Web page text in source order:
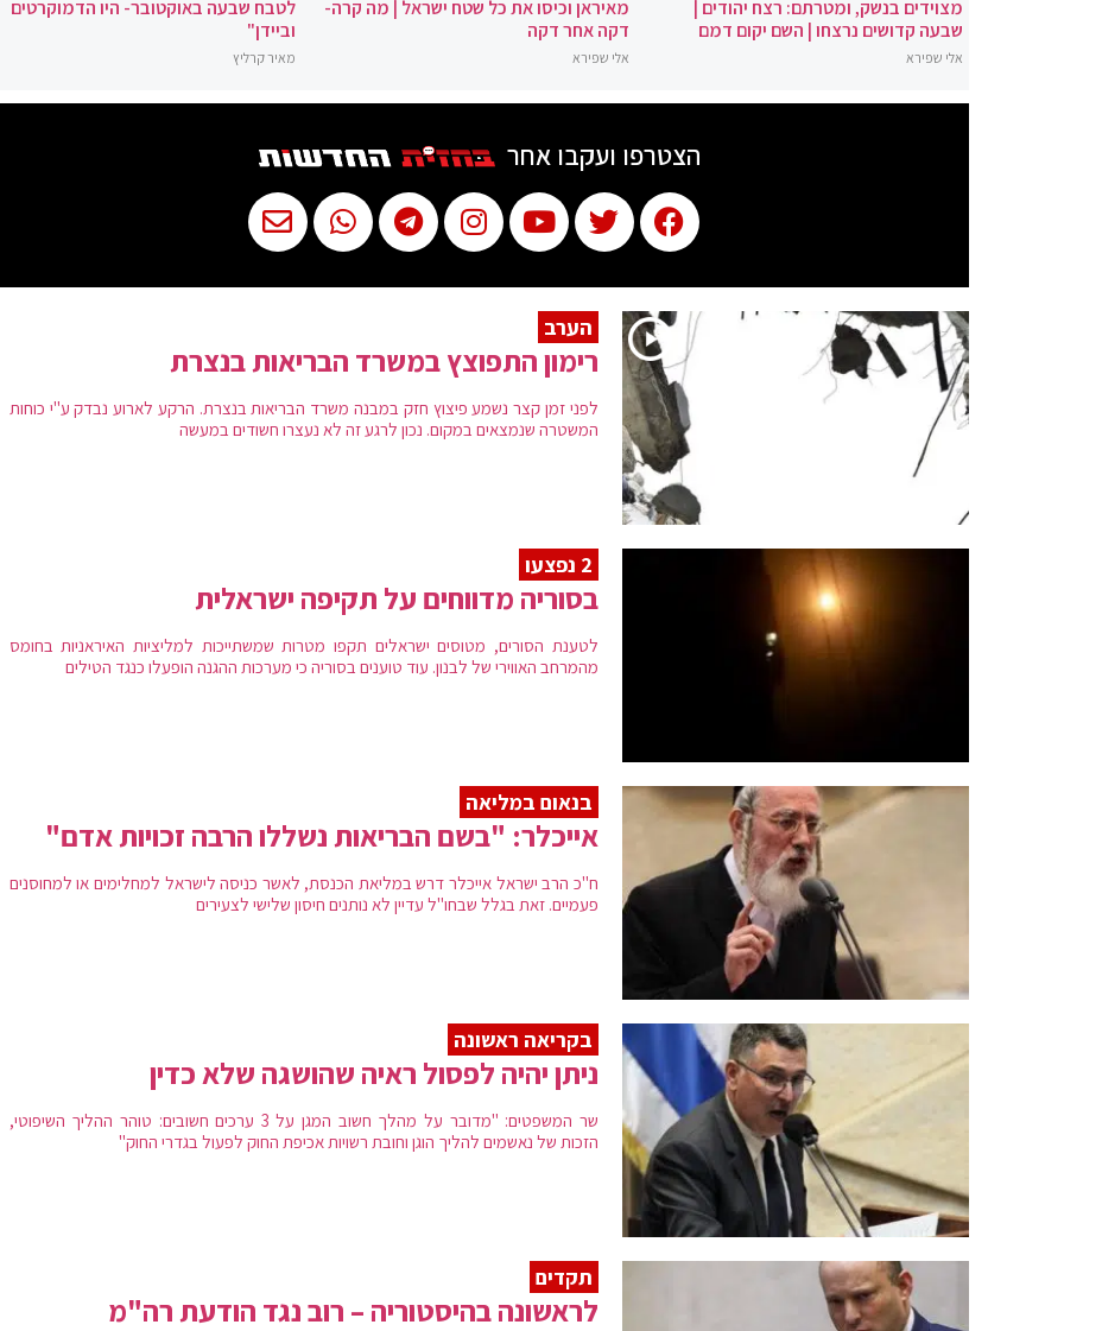
מצוידים בנשק, ומטרתם: רצח יהודים |
שבעה קדושים נרצחו | השם יקום דמם
אלי שפירא
מאיראן וכיסו את כל שטח ישראל | מה קרה-
דקה אחר דקה
אלי שפירא
לטבח שבעה באוקטובר- היו הדמוקרטים
וביידן"
מאיר קרליץ
הצטרפו ועקבו אחר
הערב
רימון התפוצץ במשרד הבריאות בנצרת
לפני זמן קצר נשמע פיצוץ חזק במבנה משרד הבריאות בנצרת. הרקע לארוע נבדק ע"י כוחות
המשטרה שנמצאים במקום. נכון לרגע זה לא נעצרו חשודים במעשה
2 נפצעו
בסוריה מדווחים על תקיפה ישראלית
לטענת הסורים, מטוסים ישראלים תקפו מטרות שמשתייכות למליציות האיראניות בחומס
מהמרחב האווירי של לבנון. עוד טוענים בסוריה כי מערכות ההגנה הופעלו כנגד הטילים
בנאום במליאה
אייכלר: "בשם הבריאות נשללו הרבה זכויות אדם"
ח"כ הרב ישראל אייכלר דרש במליאת הכנסת, לאשר כניסה לישראל למחלימים או למחוסנים
פעמיים. זאת בגלל שבחו"ל עדיין לא נותנים חיסון שלישי לצעירים
בקריאה ראשונה
ניתן יהיה לפסול ראיה שהושגה שלא כדין
שר המשפטים: "מדובר על מהלך חשוב המגן על 3 ערכים חשובים: טוהר ההליך השיפוטי,
הזכות של נאשמים להליך הוגן וחובת רשויות אכיפת החוק לפעול בגדרי החוק"
תקדים
לראשונה בהיסטוריה – רוב נגד הודעת רה"מ